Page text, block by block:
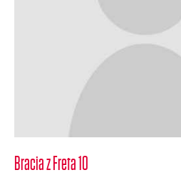
Bracia z Freta 10